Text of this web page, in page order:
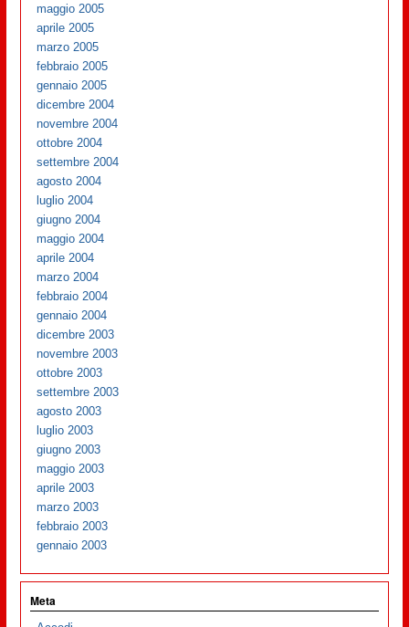
maggio 2005
aprile 2005
marzo 2005
febbraio 2005
gennaio 2005
dicembre 2004
novembre 2004
ottobre 2004
settembre 2004
agosto 2004
luglio 2004
giugno 2004
maggio 2004
aprile 2004
marzo 2004
febbraio 2004
gennaio 2004
dicembre 2003
novembre 2003
ottobre 2003
settembre 2003
agosto 2003
luglio 2003
giugno 2003
maggio 2003
aprile 2003
marzo 2003
febbraio 2003
gennaio 2003
Meta